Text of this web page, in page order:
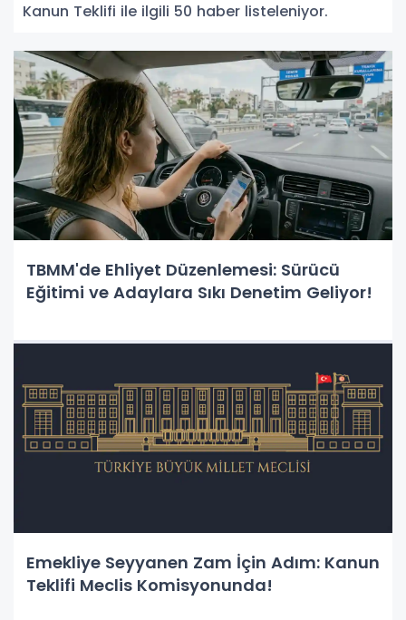
Kanun Teklifi ile ilgili 50 haber listeleniyor.
TBMM'de Ehliyet Düzenlemesi: Sürücü
Eğitimi ve Adaylara Sıkı Denetim Geliyor!
Emekliye Seyyanen Zam İçin Adım: Kanun
Teklifi Meclis Komisyonunda!